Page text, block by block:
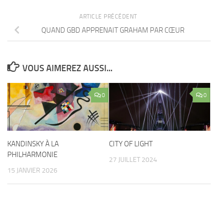
ARTICLE PRÉCÉDENT
QUAND GBD APPRENAIT GRAHAM PAR CŒUR
VOUS AIMEREZ AUSSI...
0
KANDINSKY À LA
PHILHARMONIE
15 JANVIER 2026
0
CITY OF LIGHT
27 JUILLET 2024